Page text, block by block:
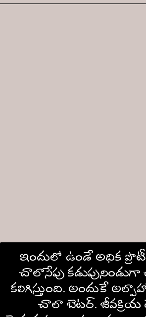
ఇందులో ఉండే అధిక
చాలాసేపు కడుపునిండుగా
కలిగిస్తుంది. అందుకే
చాలా బెటర్. జీవక్రియ